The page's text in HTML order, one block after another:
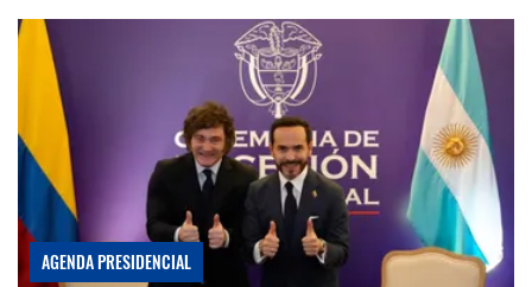
AGENDA PRESIDENCIAL